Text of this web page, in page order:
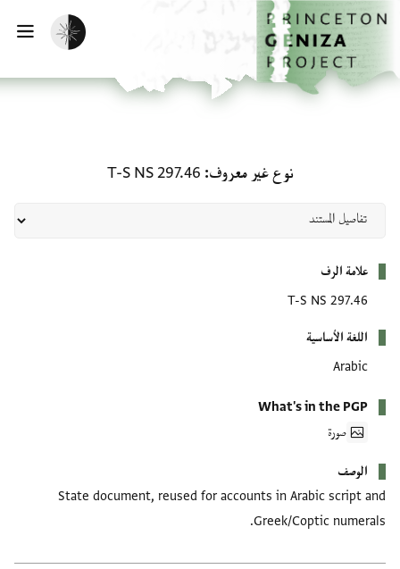
إلى المحتوى الرئيسي
الرئيسية
تفعيل الوضع المظلم
نوع غير معروف T-S NS 297.46
علامة الرف
T-S NS 297.46
اللغة الأساسية
Arabic
What's in the PGP
صورة
الوصف
State document, reused for accounts in Arabic script and
Greek/Coptic numerals.